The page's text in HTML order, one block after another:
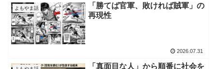
よもやま話
「勝てば官軍、敗ければ賊軍」の
再現性
2026.07.31
「真面目な人」から順番に社会を